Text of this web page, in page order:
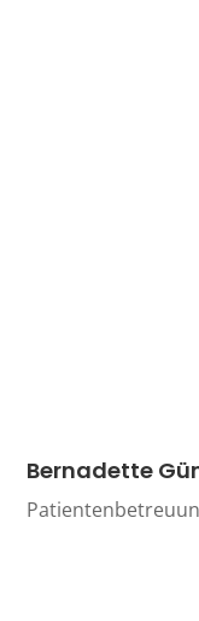
Bernadette